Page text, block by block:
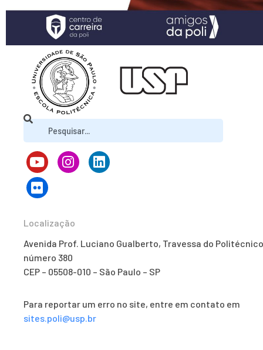
Localização
Avenida Prof. Luciano Gualberto, Travessa do
número 380
CEP – 05508-010 – São Paulo – SP
Para reportar um erro no site, entre em contato em
sites.poli@usp.br